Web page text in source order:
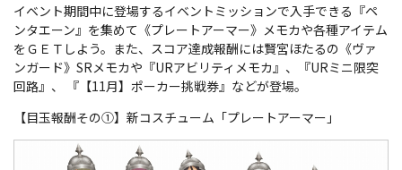
イベント期間中に登場するイベントミッションで入手できる『ペ
ンタエーン』を集めて《プレートアーマー》メモカや各種アイテム
をＧＥＴしよう。また、スコア達成報酬には賢宮ほたるの《ヴァ
ンガード》SRメモカや『URアビリティメモカ』、『URミニ限突
回路』、 『【11月】ポーカー挑戦券』などが登場。
【目玉報酬その①】新コスチューム「プレートアーマー」